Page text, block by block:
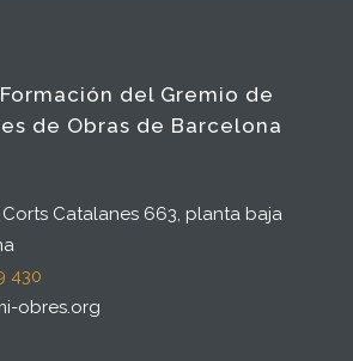
del Gremio de
de Obras de Barcelona
Corts Catalanes 663, planta baja
430
obres.org